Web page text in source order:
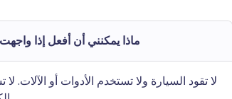
ماذا يمكنني أن أفعل إذا
لا تقود السيارة ولا تستخدم الأدوات أو الآلات.